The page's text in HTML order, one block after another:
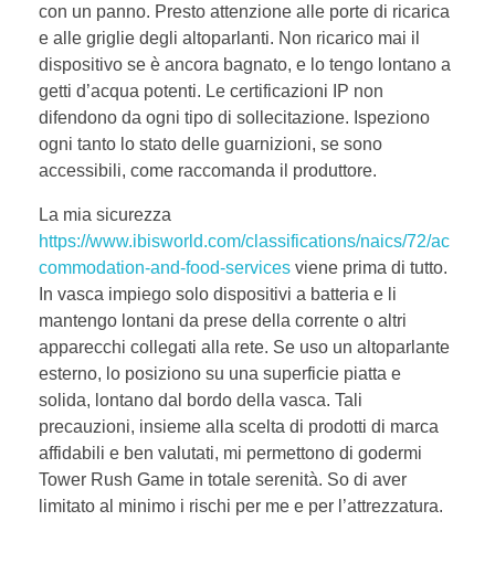
con un panno. Presto attenzione alle porte di ricarica
e alle griglie degli altoparlanti. Non ricarico mai il
dispositivo se è ancora bagnato, e lo tengo lontano a
getti d’acqua potenti. Le certificazioni IP non
difendono da ogni tipo di sollecitazione. Ispeziono
ogni tanto lo stato delle guarnizioni, se sono
accessibili, come raccomanda il produttore.
La mia sicurezza
https://www.ibisworld.com/classifications/naics/72/ac
commodation-and-food-services viene prima di tutto.
In vasca impiego solo dispositivi a batteria e li
mantengo lontani da prese della corrente o altri
apparecchi collegati alla rete. Se uso un altoparlante
esterno, lo posiziono su una superficie piatta e
solida, lontano dal bordo della vasca. Tali
precauzioni, insieme alla scelta di prodotti di marca
affidabili e ben valutati, mi permettono di godermi
Tower Rush Game in totale serenità. So di aver
limitato al minimo i rischi per me e per l’attrezzatura.